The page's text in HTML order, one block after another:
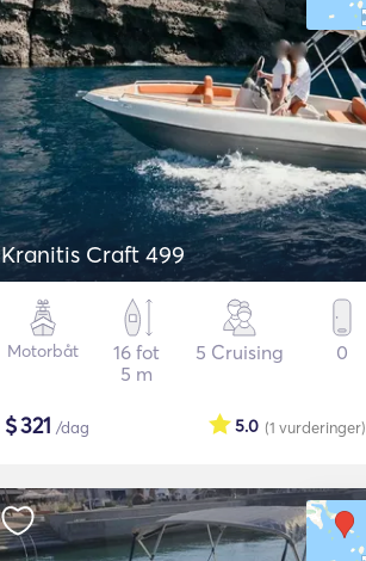
Kranitis Craft 499
Motorbåt
16 fot
5 m
5 Cruising 0
$321 /dag (1 vurderinger)
5.0